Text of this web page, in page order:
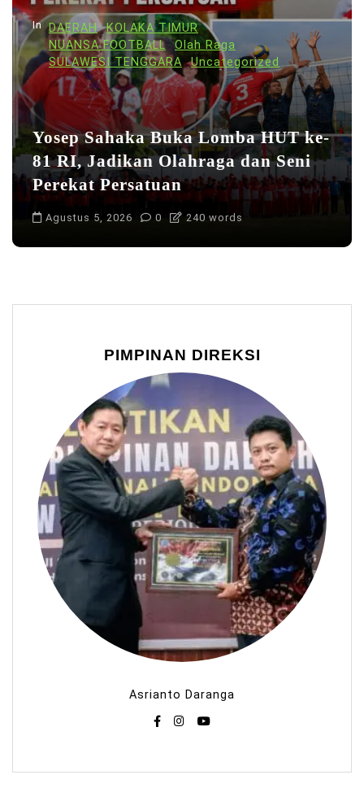
In DAERAH
KOLAKA TIMUR
NUANSA FOOTBALL
Olah Raga
SULAWESI TENGGARA
Uncategorized
Yosep Sahaka Buka Lomba HUT ke-
81 RI, Jadikan Olahraga dan Seni
Perekat Persatuan
Agustus 5, 2026 0 240 words
PIMPINAN DIREKSI
Asrianto Daranga